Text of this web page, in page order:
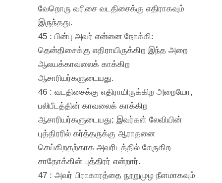
வேறொரு வரிசை வடதிசைக்கு எதிராகவும்
இருந்தது.
45 : பின்பு அவர் என்னை நோக்கி:
தென்திசைக்கு எதிராயிருக்கிற இந்த அறை
ஆலயக்காவலைக் காக்கிற
ஆசாரியர்களுடையது.
46 : வடதிசைக்கு எதிராயிருக்கிற அறையோ,
பலிபீடத்தின் காவலைக் காக்கிற
ஆசாரியர்களுடையது; இவர்கள் லேவியின்
புத்திரரில் கர்த்தருக்கு ஆராதனை
செய்கிறதற்காக அவரிடத்தில் சேருகிற
சாதோக்கின் புத்திரர் என்றார்.
47 : அவர் பிராகாரத்தை நூறுமுழ நீளமாகவும்